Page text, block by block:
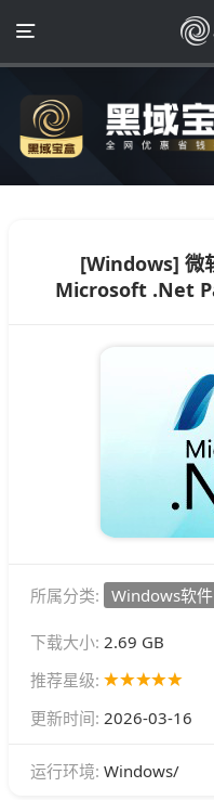
[Windows] 微
Microsoft .Net
所属分类: Windows软件
下载大小: 2.69 GB
推荐星级:
更新时间: 2026-03-16
运行环境: Windows/